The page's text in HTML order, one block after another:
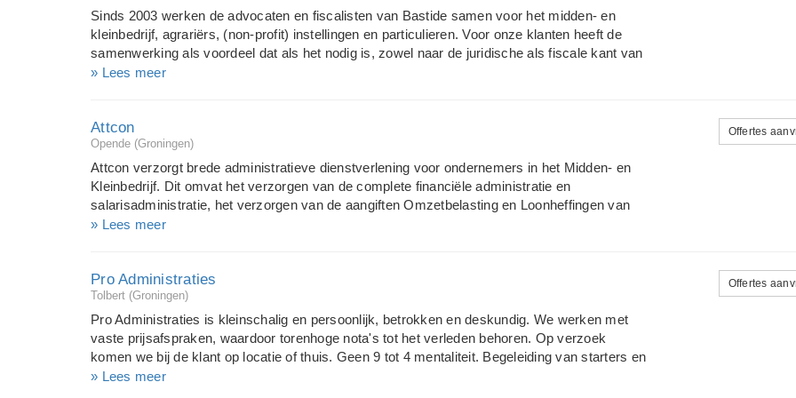
paraat van 8 tot 5, maar ook in de avonden en zelfs weekends. U wilt graag vooruit en wij
doen net dat stapje extra voor u. meer informatie: www.uwboekhouder.org
info@uwboekhouder.org
Sinds 2003 werken de advocaten en fiscalisten van Bastide samen voor het midden- en
kleinbedrijf, agrariërs, (non-profit) instellingen en particulieren. Voor onze klanten heeft de
samenwerking als voordeel dat als het nodig is, zowel naar de juridische als fiscale kant van
de zaak gekeken kan worden. In onderlinge samenwerking tussen advocaten en fiscalisten
op de diverse rechtsgebieden of het voeren van procedures. Particuliere klanten worden
onder andere bijgestaan in arbeidsconflicten, huurkwesties, echtscheidingen en
nalatenschapskwesties Ons streven is dat onze advisering en het verlenen van
rechtsbijstand zo doeltreffend mogelijk en naar tevredenheid van cliënten verloopt.
» Lees meer
Attcon
Opende (Groningen)
Attcon verzorgt brede administratieve dienstverlening voor ondernemers in het Midden- en
Kleinbedrijf. Dit omvat het verzorgen van de complete financiële administratie en
salarisadministratie, het verzorgen van de aangiften Omzetbelasting en Loonheffingen van
uw onderneming, het opstellen van uw maandelijkse exploitatie overzicht en de bespreking
nodige kennis, dan kan ik u hierin ter plekke bijstaan. Mijn ervaring op administratief gebied
bedraagt ruim dertig jaren. Eerst ruim twintig jaren bij een accountantskantoor en vervolgens
zo'n acht jaren als financieel/administratief verantwoordelijke bij een MKB bedrijf met een
productie- en ontwerpafdeling.
» Lees meer
Offertes
Pro Administraties
Tolbert (Groningen)
Pro Administraties is kleinschalig en persoonlijk, betrokken en deskundig. We werken met
vaste prijsafspraken, waardoor torenhoge nota's tot het verleden behoren. Op verzoek
komen we bij de klant op locatie of thuis. Geen 9 tot 4 mentaliteit. Begeleiding van starters en
ervaren ondernemers is voor ons de gewoonste zaak van de wereld. Uiteraard zijn wij er ook
» Lees meer
Offertes